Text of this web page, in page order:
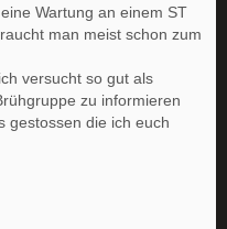
Wartung an einem ST
man meist schon zum
versucht so gut als
zu informieren
gestossen die ich euch